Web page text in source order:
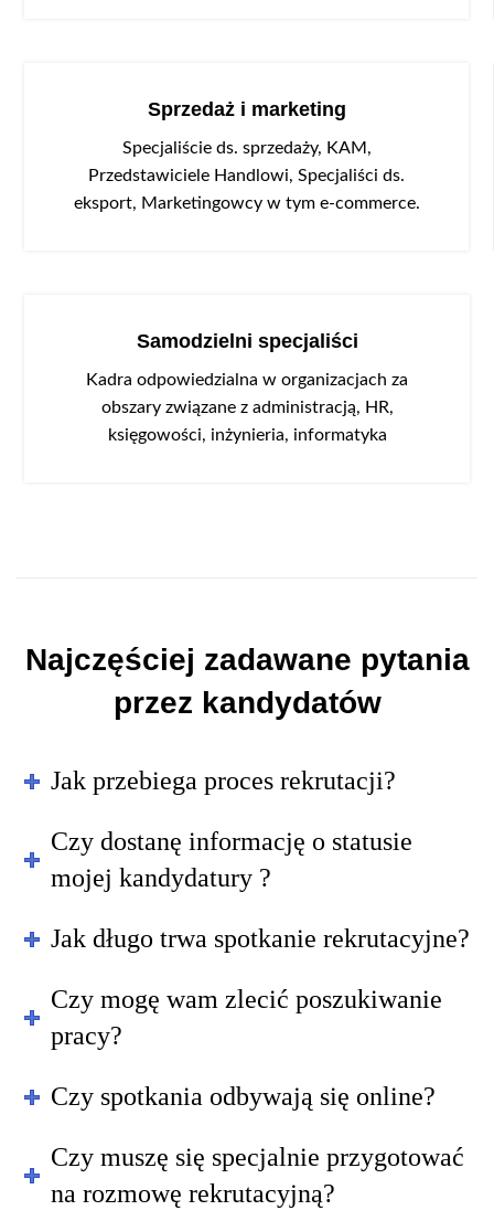
Sprzedaż i marketing
Specjaliście ds. sprzedaży, KAM,
Przedstawiciele Handlowi, Specjaliści ds.
eksport, Marketingowcy w tym e-commerce.
Samodzielni specjaliści
Kadra odpowiedzialna w organizacjach za
obszary związane z administracją, HR,
księgowości, inżynieria, informatyka
Najczęściej zadawane pytania
przez kandydatów
Jak przebiega proces rekrutacji?
Czy dostanę informację o statusie
mojej kandydatury ?
Jak długo trwa spotkanie rekrutacyjne?
Czy mogę wam zlecić poszukiwanie
pracy?
Czy spotkania odbywają się online?
Czy muszę się specjalnie przygotować
na rozmowę rekrutacyjną?